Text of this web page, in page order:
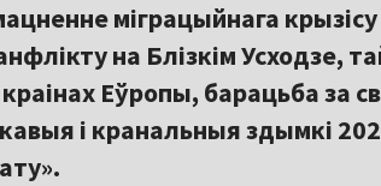
міграцыйнага
на Блізкім Усходзе,
Еўропы, барацьба за
і кранальныя здымкі